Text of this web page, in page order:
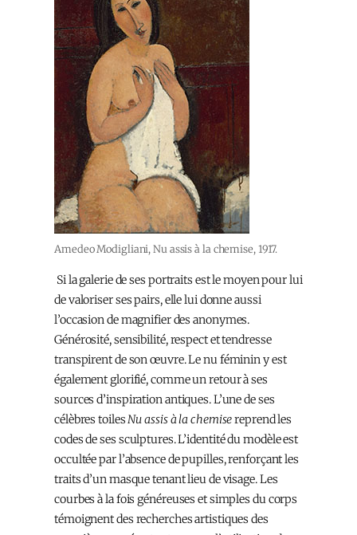
Amedeo Modigliani, Nu assis à la chemise, 1917.
Si la galerie de ses portraits est le moyen pour lui
de valoriser ses pairs, elle lui donne aussi
l’occasion de magnifier des anonymes.
Générosité, sensibilité, respect et tendresse
transpirent de son œuvre. Le nu féminin y est
également glorifié, comme un retour à ses
sources d’inspiration antiques. L’une de ses
célèbres toilesNu assis à la chemisereprend les
codes de ses sculptures. L’identité du modèle est
occultée par l’absence de pupilles, renforçant les
traits d’un masque tenant lieu de visage. Les
courbes à la fois généreuses et simples du corps
témoignent des recherches artistiques des